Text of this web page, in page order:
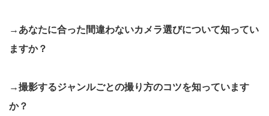
→あなたに合った間違わないカメラ選びについて知ってい
ますか？
→撮影するジャンルごとの撮り方のコツを知っています
か？